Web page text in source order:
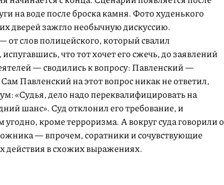
на воде после броска камня. Фото худенького
дверей зажгло необычную дискуссию.
от слов полицейского, который свалил
что тот хочет его сжечь, до заявлений
— сводились к вопросу: Павленский —
Павленский на этот вопрос никак не ответил,
«Судья, дело надо переквалифицировать на
шанс». Суд отклонил его требование, и
угодно, кроме терроризма. А вокруг суда говорили о
— впрочем, соратники и сочувствующие
действия в схожих выражениях.